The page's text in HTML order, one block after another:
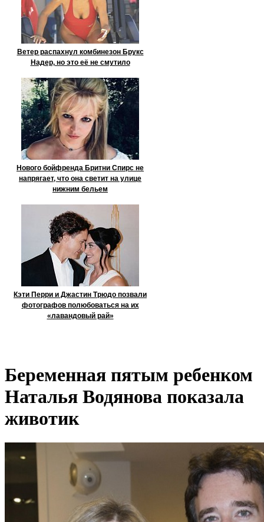
Ветер распахнул комбинезон Брукс
Надер, но это её не смутило
Нового бойфренда Бритни Спирс не
напрягает, что она светит на улице
нижним бельем
Кэти Перри и Джастин Трюдо позвали
фотографов полюбоваться на их
«лавандовый рай»
Беременная пятым ребенком
Наталья Водянова показала
животик